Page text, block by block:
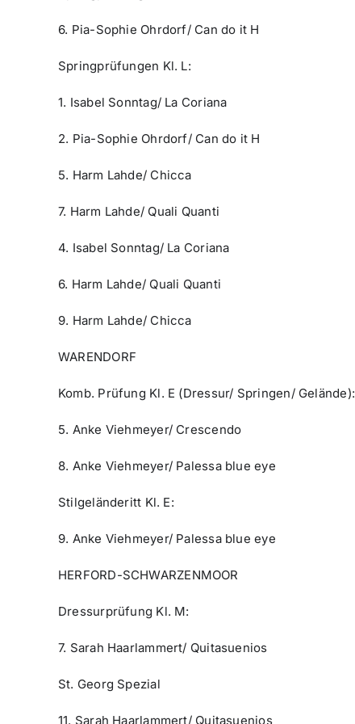
6. Pia-Sophie Ohrdorf/ Can do it H
Springprüfungen Kl. L:
1. Isabel Sonntag/ La Coriana
2. Pia-Sophie Ohrdorf/ Can do it H
5. Harm Lahde/ Chicca
7. Harm Lahde/ Quali Quanti
4. Isabel Sonntag/ La Coriana
6. Harm Lahde/ Quali Quanti
9. Harm Lahde/ Chicca
WARENDORF
Komb. Prüfung Kl. E (Dressur/ Springen/ Gelände):
5. Anke Viehmeyer/ Crescendo
8. Anke Viehmeyer/ Palessa blue eye
Stilgeländeritt Kl. E:
9. Anke Viehmeyer/ Palessa blue eye
HERFORD-SCHWARZENMOOR
Dressurprüfung Kl. M:
7. Sarah Haarlammert/ Quitasuenios
St. Georg Spezial
11. Sarah Haarlammert/ Quitasuenios